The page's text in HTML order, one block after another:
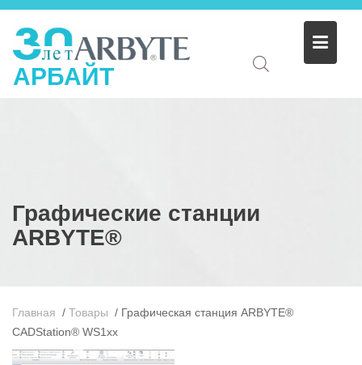
АРБАЙТ
Графические станции
ARBYTE®
Главная / Товары / Графическая станция ARBYTE®
CADStation® WS1xx